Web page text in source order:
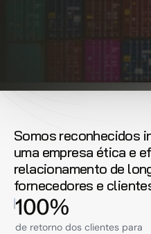
Fale conosco
Somos reconhecidos
uma empresa ética e
relacionamento de
fornecedores e
100%
de retorno dos clientes para